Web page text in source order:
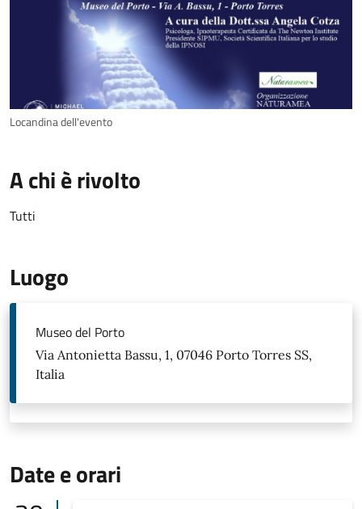
Locandina dell'evento
A chi è rivolto
Tutti
Luogo
Museo del Porto
Via Antonietta Bassu, 1, 07046 Porto Torres SS,
Italia
Date e orari